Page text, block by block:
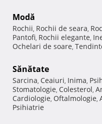
Modă
Rochii, Rochii de seara,
Pantofi, Rochii elegante,
Ochelari de soare,
Sănătate
Sarcina, Ceaiuri, Inima,
Stomatologie, Colesterol,
Cardiologie, Oftalmologie,
Psihiatrie